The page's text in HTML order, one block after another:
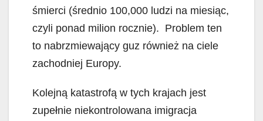
śmierci (średnio 100,000 ludzi na miesiąc,
czyli ponad milion rocznie). Problem ten
to nabrzmiewający guz również na ciele
zachodniej Europy.
Kolejną katastrofą w tych krajach jest
zupełnie niekontrolowana imigracja